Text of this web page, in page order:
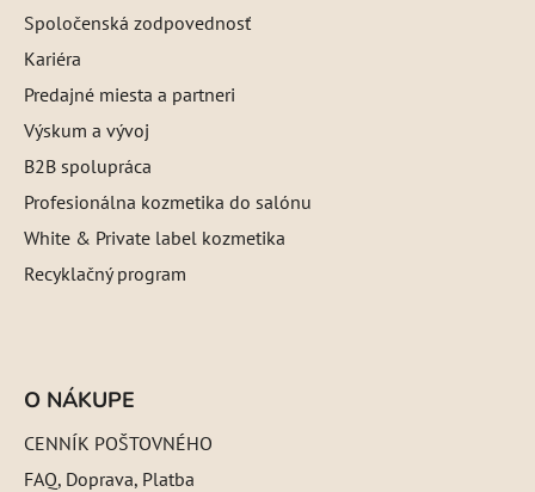
Spoločenská zodpovednosť
Kariéra
Predajné miesta a partneri
Výskum a vývoj
B2B spolupráca
Profesionálna kozmetika do salónu
White & Private label kozmetika
Recyklačný program
O NÁKUPE
CENNÍK POŠTOVNÉHO
FAQ, Doprava, Platba